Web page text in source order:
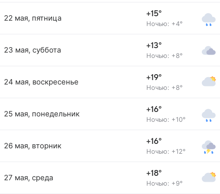
22 мая, пятница +15°
Ночью: +4°
23 мая, суббота +13°
Ночью: +8°
24 мая, воскресенье +19°
Ночью: +8°
25 мая, понедельник +16°
Ночью: +10°
26 мая, вторник +16°
Ночью: +12°
27 мая, среда +18°
Ночью: +9°